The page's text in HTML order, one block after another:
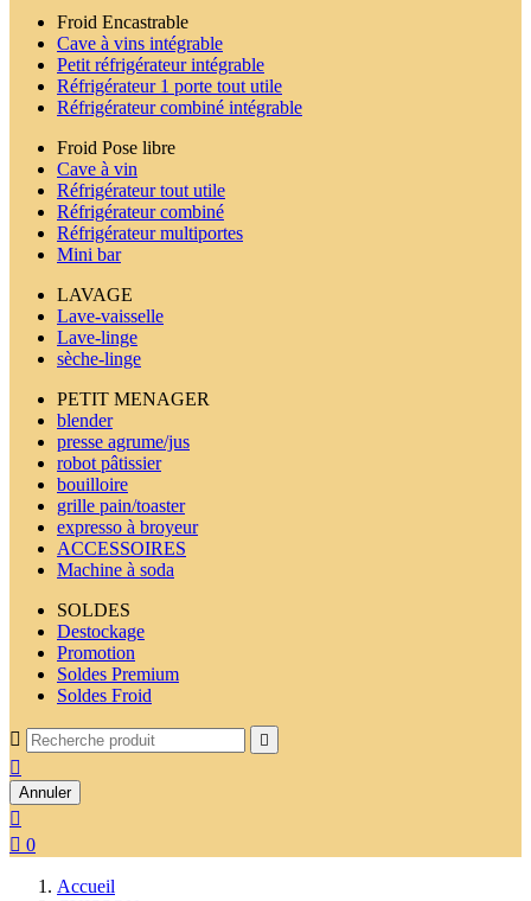
Froid Encastrable
Cave à vins intégrable
Petit réfrigérateur intégrable
Réfrigérateur 1 porte tout utile
Réfrigérateur combiné intégrable
Froid Pose libre
Cave à vin
Réfrigérateur tout utile
Réfrigérateur combiné
Réfrigérateur multiportes
Mini bar
LAVAGE
Lave-vaisselle
Lave-linge
sèche-linge
PETIT MENAGER
blender
presse agrume/jus
robot pâtissier
bouilloire
grille pain/toaster
expresso à broyeur
ACCESSOIRES
Machine à soda
SOLDES
Destockage
Promotion
Soldes Premium
Soldes Froid
 

Annuler

 0
Accueil